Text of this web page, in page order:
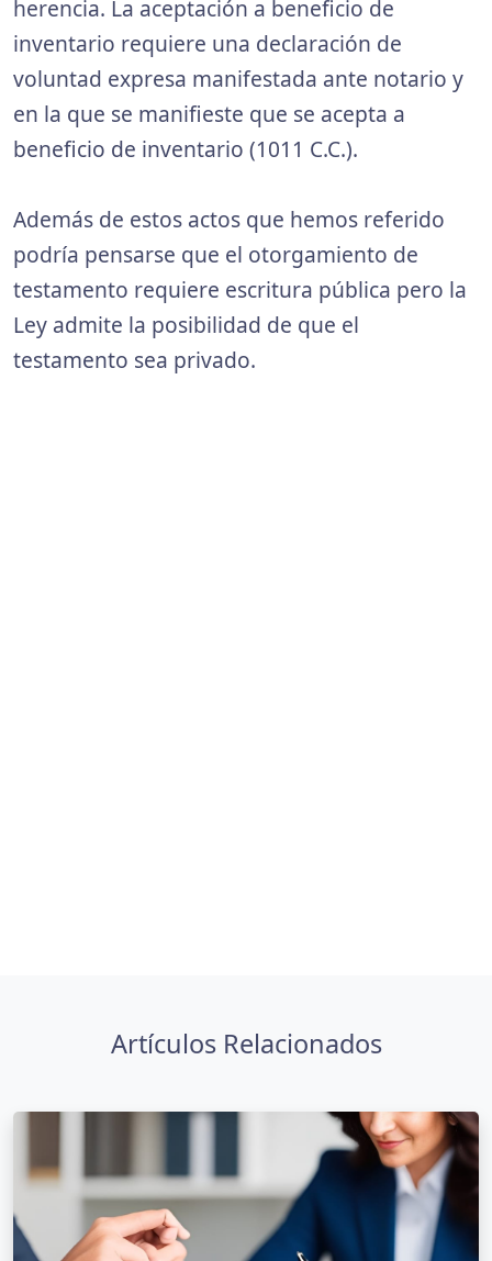
herencia. La aceptación a beneficio de
inventario requiere una declaración de
voluntad expresa manifestada ante notario y
en la que se manifieste que se acepta a
beneficio de inventario (1011 C.C.).
Además de estos actos que hemos referido
podría pensarse que el otorgamiento de
testamento requiere escritura pública pero la
Ley admite la posibilidad de que el
testamento sea privado.
Artículos Relacionados